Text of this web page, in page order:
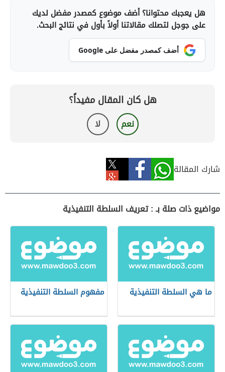
هل يعجبك محتوانا؟ أضف موضوع كمصدر مفضل لديك
على جوجل لتصلك مقالاتنا أولاً بأول في نتائج البحث.
أضف كمصدر مفضل على Google
هل كان المقال مفيداً؟
نعم لا
شارك المقالة
مواضيع ذات صلة بـ : تعريف السلطة التنفيذية
ما هي السلطة التنفيذية مفهوم السلطة التنفيذية